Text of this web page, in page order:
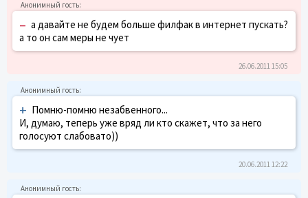
– а давайте не будем больше филфак в интернет пускать?
а то он сам меры не чует
26.06.2011 15:05
+ Помню-помню незабвенного...
И, думаю, теперь уже вряд ли кто скажет, что за него
голосуют слабовато))
20.06.2011 12:22